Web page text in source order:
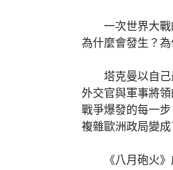
一次世界大戰的
為什麼會發生？
塔克曼以自己最
外交官與軍事將
戰爭爆發的每一
複雜歐洲政局變
《八月砲火》成